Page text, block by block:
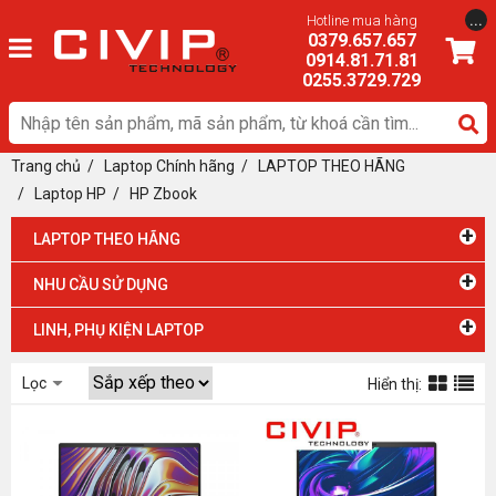
Hotline mua hàng
0379.657.657
0914.81.71.81
0255.3729.729
...
Trang chủ / Laptop Chính hãng /
LAPTOP THEO HÃNG
/ Laptop HP / HP Zbook
LAPTOP THEO HÃNG +
NHU CẦU SỬ DỤNG +
LINH, PHỤ KIỆN LAPTOP +
Lọc Hiển thị: